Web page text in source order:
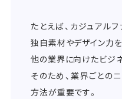
たとえば、カジュアル
独自素材やデザイン力を
他の業界に向けたビジ
そのため、業界ごとの
方法が重要です。